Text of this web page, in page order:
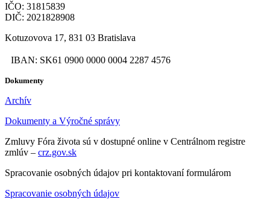
IČO: 31815839
DIČ: 2021828908
Kotuzovova 17, 831 03 Bratislava
IBAN: SK61 0900 0000 0004 2287 4576
Dokumenty
Archív
Dokumenty a Výročné správy
Zmluvy Fóra života sú v dostupné online v Centrálnom registre
zmlúv – crz.gov.sk
Spracovanie osobných údajov pri kontaktovaní formulárom
Spracovanie osobných údajov